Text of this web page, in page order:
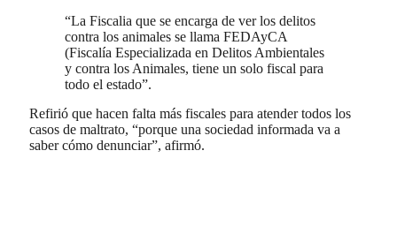
“La Fiscalia que se encarga de ver los delitos
contra los animales se llama FEDAyCA
(Fiscalía Especializada en Delitos Ambientales
y contra los Animales, tiene un solo fiscal para
todo el estado”.
Refirió que hacen falta más fiscales para atender todos los
casos de maltrato, “porque una sociedad informada va a
saber cómo denunciar”, afirmó.